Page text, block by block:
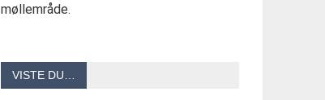
møllemråde.
VISTE DU…